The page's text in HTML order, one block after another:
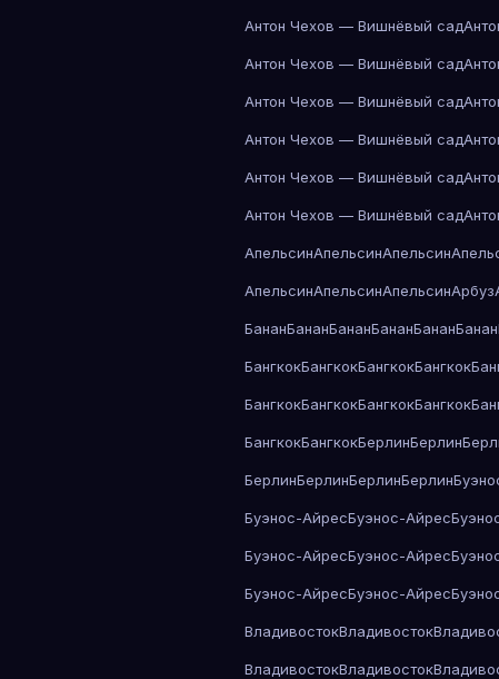
Антон Чехов — Вишнёвый сад
Антон Чехов — Вишнёвый сад
Антон Чехов — Вишнёвый сад
Антон Чехов — Вишнёвый сад
Антон Чехов — Вишнёвый сад
Антон Чехов — Вишнёвый сад
АпельсинАпельсинАпельсин
АпельсинАпельсинАпельсинАрбуз
БананБананБананБананБананБанан
БангкокБангкокБангкокБангкок
БангкокБангкокБангкокБангкок
БангкокБангкокБерлинБерлин
БерлинБерлинБерлинБерлин
Буэнос-АйресБуэнос-Айрес
Буэнос-АйресБуэнос-Айрес
Буэнос-АйресБуэнос-Айрес
ВладивостокВладивосток
ВладивостокВладивосток